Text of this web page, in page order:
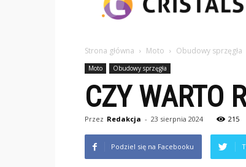
Strona główna Moto Obudowy sprzęgła
Moto Obudowy sprzęgła
CZY WARTO
Przez Redakcja - 23 sierpnia 2024 215
Podziel się na Facebooku